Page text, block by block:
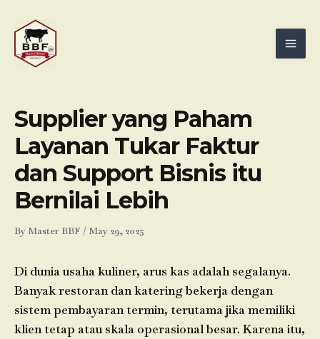
content
Supplier yang Paham
Layanan Tukar Faktur
dan Support Bisnis itu
Bernilai Lebih
By Master BBF / May 29, 2025
Di dunia usaha kuliner, arus kas adalah segalanya.
Banyak restoran dan katering bekerja dengan
sistem pembayaran termin, terutama jika memiliki
klien tetap atau skala operasional besar. Karena itu,